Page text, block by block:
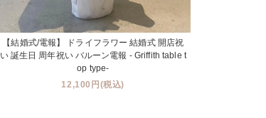
【結婚式/電報】 ドライフラワー 結婚式 開店祝
い 誕生日 周年祝い バルーン電報 - Griffith table t
op type-
12,100円(税込)